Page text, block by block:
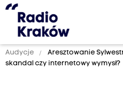
Audycje
Aresztowanie
skandal czy internetowy wymysł?